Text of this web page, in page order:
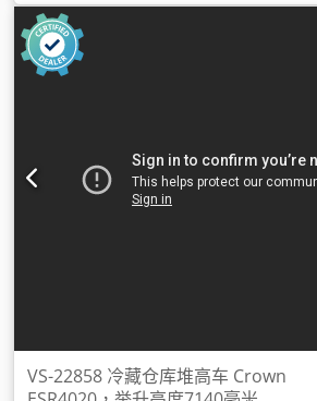
VS-22858 冷藏仓库堆高车 Crown